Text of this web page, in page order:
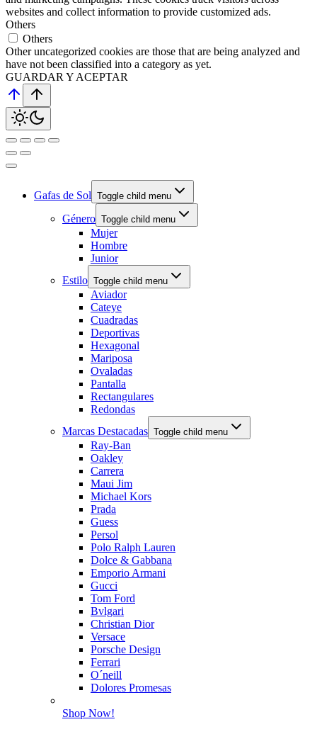
websites and collect information to provide customized ads.
Others
Others
Other uncategorized cookies are those that are being analyzed and
have not been classified into a category as yet.
GUARDAR Y ACEPTAR
Gafas de Sol Toggle child menu
Género Toggle child menu
Mujer
Hombre
Junior
Estilo Toggle child menu
Aviador
Cateye
Cuadradas
Deportivas
Hexagonal
Mariposa
Ovaladas
Pantalla
Rectangulares
Redondas
Marcas Destacadas Toggle child menu
Ray-Ban
Oakley
Carrera
Maui Jim
Michael Kors
Prada
Guess
Persol
Polo Ralph Lauren
Dolce & Gabbana
Emporio Armani
Gucci
Tom Ford
Bvlgari
Christian Dior
Versace
Porsche Design
Ferrari
O´neill
Dolores Promesas
Shop Now!